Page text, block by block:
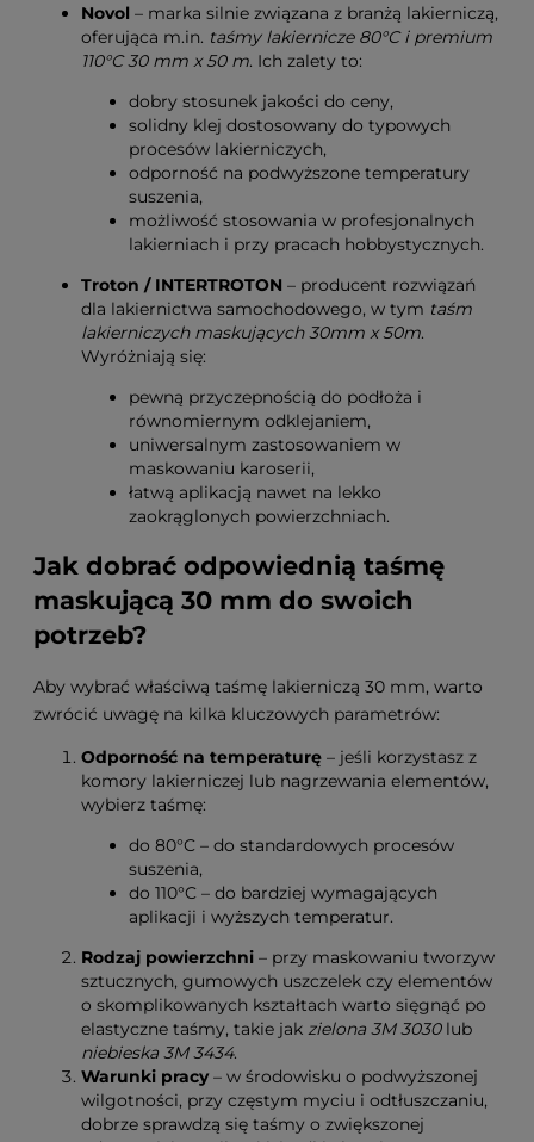
Novol – marka silnie związana z branżą lakierniczą,
oferująca m.in. taśmy lakiernicze 80°C i premium
110°C 30 mm x 50 m. Ich zalety to:
dobry stosunek jakości do ceny,
solidny klej dostosowany do typowych
procesów lakierniczych,
odporność na podwyższone temperatury
suszenia,
możliwość stosowania w profesjonalnych
lakierniach i przy pracach hobbystycznych.
Troton / INTERTROTON – producent rozwiązań
dla lakiernictwa samochodowego, w tym taśm
lakierniczych maskujących 30mm x 50m.
Wyróżniają się:
pewną przyczepnością do podłoża i
równomiernym odklejaniem,
uniwersalnym zastosowaniem w
maskowaniu karoserii,
łatwą aplikacją nawet na lekko
zaokrąglonych powierzchniach.
Jak dobrać odpowiednią taśmę
maskującą 30 mm do swoich
potrzeb?
Aby wybrać właściwą taśmę lakierniczą 30 mm, warto
zwrócić uwagę na kilka kluczowych parametrów:
Odporność na temperaturę – jeśli korzystasz z
komory lakierniczej lub nagrzewania elementów,
wybierz taśmę:
do 80°C – do standardowych procesów
suszenia,
do 110°C – do bardziej wymagających
aplikacji i wyższych temperatur.
Rodzaj powierzchni – przy maskowaniu tworzyw
sztucznych, gumowych uszczelek czy elementów
o skomplikowanych kształtach warto sięgnąć po
elastyczne taśmy, takie jak zielona 3M 3030lub
niebieska 3M 3434.
Warunki pracy– w środowisku o podwyższonej
wilgotności, przy częstym myciu i odtłuszczaniu,
dobrze sprawdzą się taśmy o zwiększonej